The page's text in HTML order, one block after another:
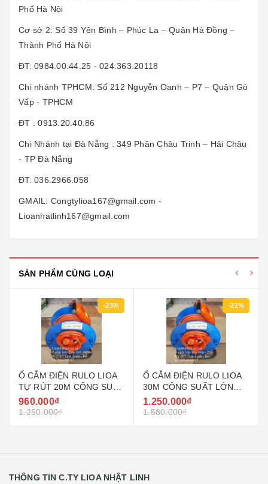
Phố Hà Nội
Cơ sở 2: Số 39 Yên Bình – Phúc La – Quận Hà Đồng –
Thành Phố Hà Nội
ĐT: 0984.00.44.25 - 024.363.20118
Chi nhánh TPHCM: Số 212 Nguyễn Oanh – P7 – Quận Gò
Vấp - TPHCM
ĐT : 0913.20.40.86
Chi Nhánh tại Đà Nẵng : 349 Phân Châu Trinh – Hải Châu
- TP Đà Nẵng
ĐT: 036.2966.058
GMAIL: Congtylioa167@gmail.com -
Lioanhatlinh167@gmail.com
SẢN PHẨM CÙNG LOẠI
-23%
Ổ CẮM ĐIỆN RULO LIOA
TỰ RÚT 20M CÔNG SUẤT
4000W - 5000W MODEL
HYBRID - 20M - 20A
960.000₫
1.250.000₫
-21%
Ổ CẮM ĐIỆN RULO LIOA
30M CÔNG SUẤT LỚN
4000W - 5000W MODEL
HYBRID - 30M - 20A
1.250.000₫
1.580.000₫
THÔNG TIN C.TY LIOA NHẬT LINH